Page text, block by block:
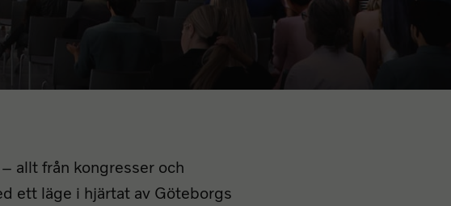
allt från kongresser och
ett läge i hjärtat av Göteborgs